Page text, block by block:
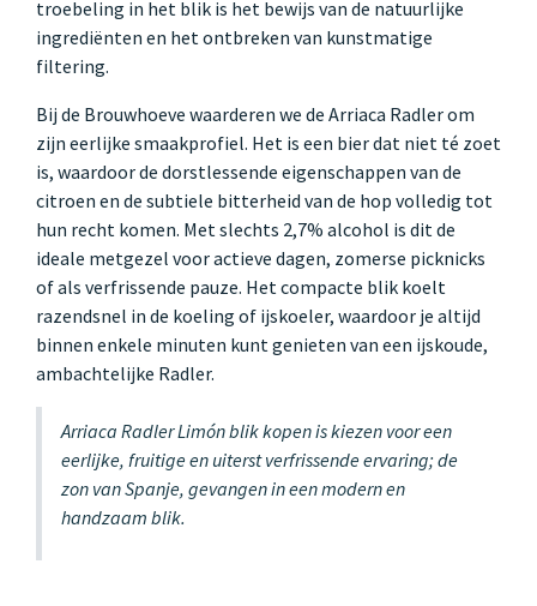
troebeling in het blik is het bewijs van de natuurlijke
ingrediënten en het ontbreken van kunstmatige
filtering.
Bij de Brouwhoeve waarderen we de Arriaca Radler om
zijn eerlijke smaakprofiel. Het is een bier dat niet té zoet
is, waardoor de dorstlessende eigenschappen van de
citroen en de subtiele bitterheid van de hop volledig tot
hun recht komen. Met slechts 2,7% alcohol is dit de
ideale metgezel voor actieve dagen, zomerse picknicks
of als verfrissende pauze. Het compacte blik koelt
razendsnel in de koeling of ijskoeler, waardoor je altijd
binnen enkele minuten kunt genieten van een ijskoude,
ambachtelijke Radler.
Arriaca Radler Limón blik kopen is kiezen voor een
eerlijke, fruitige en uiterst verfrissende ervaring; de
zon van Spanje, gevangen in een modern en
handzaam blik.